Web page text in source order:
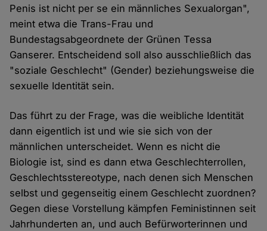
Penis ist nicht per se ein männliches Sexualorgan",
meint etwa die Trans-Frau und
Bundestagsabgeordnete der Grünen Tessa
Ganserer. Entscheidend soll also ausschließlich das
"soziale Geschlecht" (Gender) beziehungsweise die
sexuelle Identität sein.
Das führt zu der Frage, was die weibliche Identität
dann eigentlich ist und wie sie sich von der
männlichen unterscheidet. Wenn es nicht die
Biologie ist, sind es dann etwa Geschlechterrollen,
Geschlechtsstereotype, nach denen sich Menschen
selbst und gegenseitig einem Geschlecht zuordnen?
Gegen diese Vorstellung kämpfen Feministinnen seit
Jahrhunderten an, und auch Befürworterinnen und